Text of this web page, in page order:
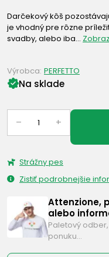
Darčekový kôš
je vhodný pre rôzne
svadby, alebo iba…
Na sklade
Výrobca: PERFETTO
– +
Strážny pes
Zistiť podrobnejšie
Attenzione,
alebo
Paletový
ponuku…